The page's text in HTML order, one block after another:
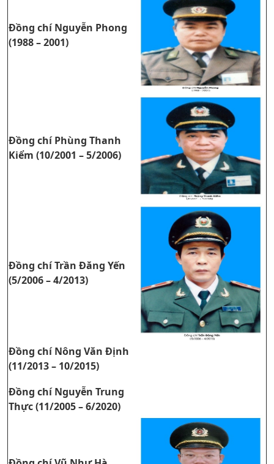
Đồng chí Nguyễn Phong
(1988 – 2001)
Đồng chí Phùng Thanh
Kiểm (10/2001 – 5/2006)
Đồng chí Trần Đăng Yến
(5/2006 – 4/2013)
Đồng chí Nông Văn Định
(11/2013 – 10/2015)
Đồng chí Nguyễn Trung
Thực (11/2005 – 6/2020)